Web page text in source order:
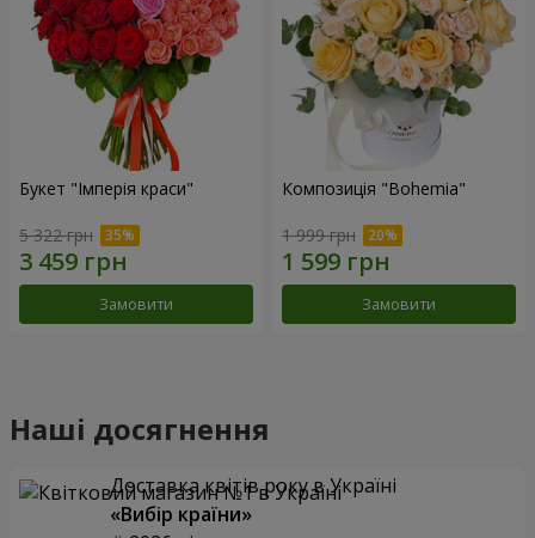
Букет "Імперія краси"
5 322 грн
Замовити
Композиція "Bohemia"
1 999 грн
Замовити
Наші досягнення
Доставка квітів року в Україні
«Вибір країни»